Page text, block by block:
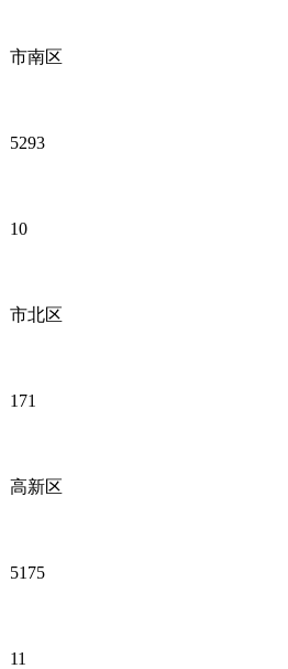
市南区
5293
10
市北区
171
高新区
5175
11